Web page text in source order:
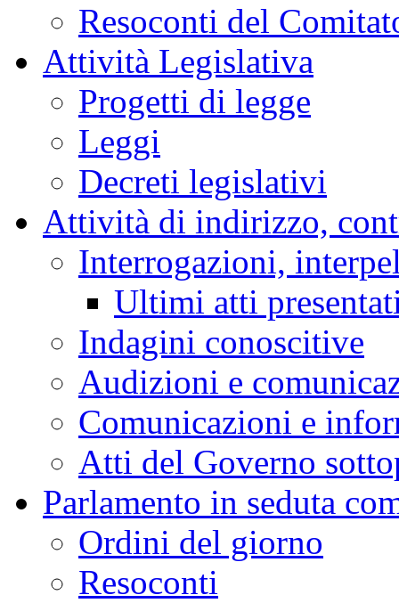
Resoconti del
Attività Legislativa
Progetti di legge
Leggi
Decreti legislativi
Attività di indirizzo,
Interrogazioni,
Ultimi atti
Indagini conoscitive
Audizioni e
Comunicazioni e
Atti del Governo
Parlamento in seduta
Ordini del giorno
Resoconti